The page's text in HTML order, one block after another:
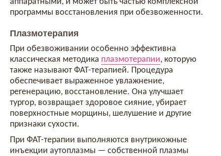
программы восстановления при обезвоженности.
Плазмотерапия
При обезвоживании особенно эффективна
классическая методика плазмотерапии, которую
также называют ФАТ-терапией. Процедура
обеспечивает выраженное увлажнение,
регенерацию, восстановление. Она улучшает
тургор, возвращает здоровое сияние, убирает
поверхностные морщины, шелушение и другие
признаки сухости.
При ФАТ-терапии выполняются внутрикожные
инъекции аутоплазмы — собственной плазмы